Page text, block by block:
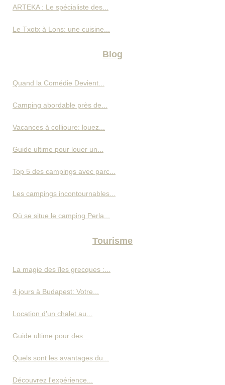
ARTEKA : Le spécialiste des...
Le Txotx à Lons: une cuisine...
Blog
Quand la Comédie Devient...
Camping abordable près de...
Vacances à collioure: louez...
Guide ultime pour louer un...
Top 5 des campings avec parc...
Les campings incontournables...
Où se situe le camping Perla...
Tourisme
La magie des îles grecques :...
4 jours à Budapest: Votre...
Location d'un chalet au...
Guide ultime pour des...
Quels sont les avantages du...
Découvrez l'expérience...